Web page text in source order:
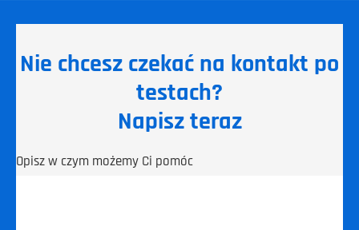
Nie chcesz czekać na kontakt po
testach?
Napisz teraz
Opisz w czym możemy Ci pomóc